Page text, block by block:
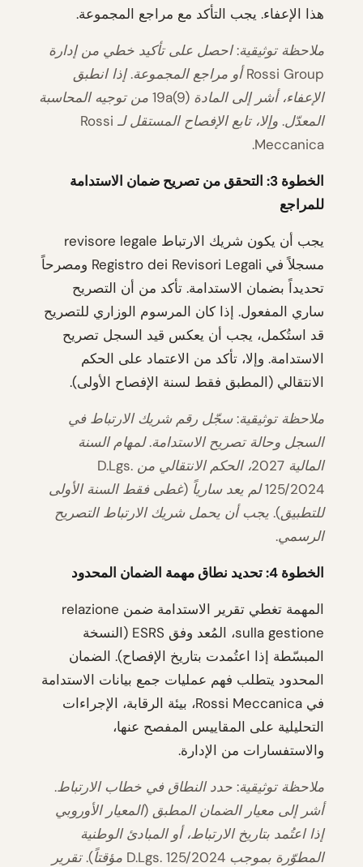
هذا الإعفاء. يجب التأكد مع مراجع المجموعة.
ملاحظة توثيقية: احصل على تأكيد خطي من إدارة
Rossi Group أو مراجع المجموعة. إذا انطبق
الإعفاء، أشر إلى المادة 19a(9) من توجيه المحاسبة
المعدّل. وإلا، تابع الإفصاح المستقل لـ Rossi
Meccanica.
الخطوة 3: التحقق من تصريح ضمان الاستدامة
للمراجع
يجب أن يكون شريك الارتباط revisore legale
مسجلاً في Registro dei Revisori Legali ومصرحاً
تحديداً بضمان الاستدامة. تأكد من أن التصريح
ساري المفعول. إذا كان المرسوم الوزاري للتصريح
قد استُكمل، يجب أن يعكس قيد السجل تصريح
الاستدامة. وإلا، تأكد من الاعتماد على الحكم
الانتقالي (المطبق فقط لسنة الإفصاح الأولى).
ملاحظة توثيقية: سجّل رقم شريك الارتباط في
السجل وحالة تصريح الاستدامة. لمهام السنة
المالية 2027، الحكم الانتقالي من D.Lgs.
125/2024 لم يعد سارياً (غطى فقط السنة الأولى
للتطبيق). يجب أن يحمل شريك الارتباط التصريح
الرسمي.
الخطوة 4: تحديد نطاق مهمة الضمان المحدود
المهمة تغطي تقرير الاستدامة ضمن relazione
sulla gestione، المُعد وفق ESRS (النسخة
المبسّطة إذا اعتُمدت بتاريخ الإفصاح). الضمان
المحدود يتطلب فهم عمليات جمع بيانات الاستدامة
في Rossi Meccanica، بيئة الرقابة، الإجراءات
التحليلية على المقاييس المفصح عنها،
والاستفسارات من الإدارة.
ملاحظة توثيقية: حدد النطاق في خطاب الارتباط.
أشر إلى معيار الضمان المطبق (المعيار الأوروبي
إذا اعتُمد بتاريخ الارتباط، أو المبادئ الوطنية
المطوّرة بموجب D.Lgs. 125/2024 مؤقتاً). تقرير